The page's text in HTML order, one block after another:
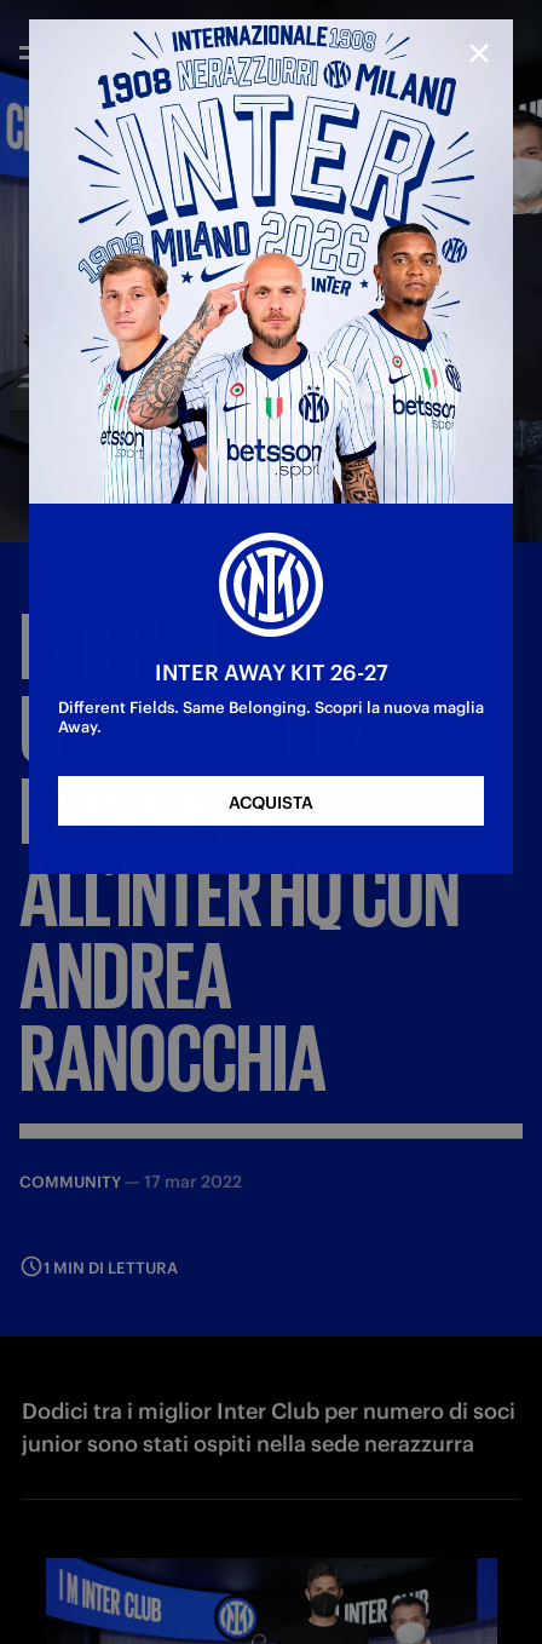
INTERCLUB|
UN’ESPERIENZA
ESCLUSIVA
ALL’INTERHQCON
ANDREA
RANOCCHIA
COMMUNITY — 17 mar 2022
1 MIN DI LETTURA
Dodici tra i miglior Inter Club per numero di soci
junior sono stati ospiti nella sede nerazzurra
INTER AWAY KIT 26-27
Different Fields. Same Belonging. Scopri la nuova maglia
Away.
ACQUISTA